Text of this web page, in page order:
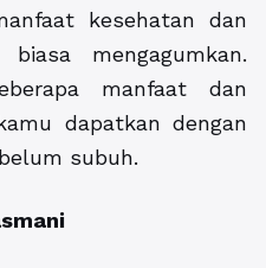
kesehatan dan
mengagumkan.
manfaat dan
dapatkan dengan
subuh.